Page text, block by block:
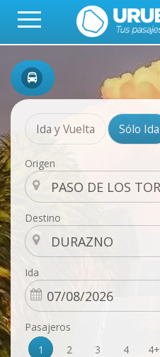
Ida y Vuelta Sólo Ida
Origen
Destino
Ida
Pasajeros
1
2 3 4 4+